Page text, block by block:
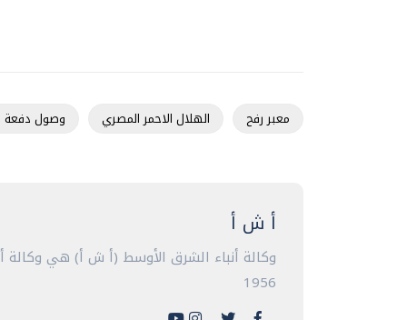
معبر رفح الهلال الاحمر المصري وصول دفعة
أ ش أ
وكالة أنباء الشرق الأوسط (أ ش أ) هي وكالة
1956